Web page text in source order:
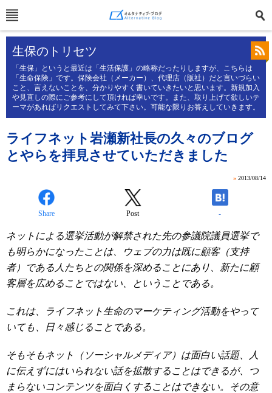
生保のトリセツ
「生保」というと最近は「生活保護」の略称だったりしますが、こちらは
「生命保険」です。保険会社（メーカー）、代理店（販社）だと言いづらい
こと、言えないことを、分かりやすく書いていきたいと思います。新規加入
や見直しの際にご参考にして頂ければ幸いです。また、取り上げて欲しいテ
ーマがあればリクエストしてみて下さい。可能な限りお答えしていきます。
ライフネット岩瀬新社長の久々のブログ
とやらを拝見させていただきました
» 2013/08/14
Share Post -
ネットによる選挙活動が解禁された先の参議院議員選挙で
も明らかになったことは、ウェブの力は既に顧客（支持
者）である人たちとの関係を深めることにあり、新たに顧
客層を広めることではない、ということである。
これは、ライフネット生命のマーケティング活動をやって
いても、日々感じることである。
そもそもネット（ソーシャルメディア）は面白い話題、人
に伝えずにはいられない話を拡散することはできるが、つ
まらないコンテンツを面白くすることはできない。その意